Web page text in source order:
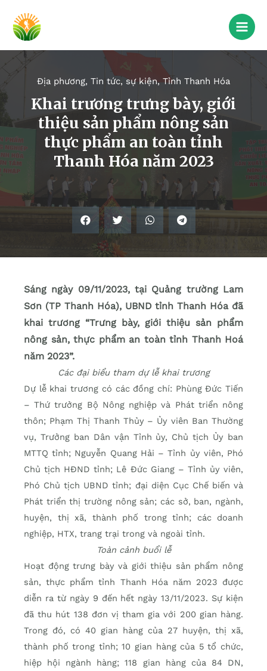
Địa phương, Tin tức, sự kiện, Tỉnh Thanh Hóa
Khai trương trưng bày, giới
thiệu sản phẩm nông sản
thực phẩm an toàn tỉnh
Thanh Hóa năm 2023
Sáng ngày 09/11/2023, tại Quảng trường Lam
Sơn (TP Thanh Hóa), UBND tỉnh Thanh Hóa đã
khai trương “Trưng bày, giới thiệu sản phẩm
nông sản, thực phẩm an toàn tỉnh Thanh Hoá
năm 2023”.
Các đại biểu tham dự lễ khai trương
Dự lễ khai trương có các đồng chí: Phùng Đức Tiến
– Thứ trưởng Bộ Nông nghiệp và Phát triển nông
thôn; Phạm Thị Thanh Thủy – Ủy viên Ban Thường
vụ, Trưởng ban Dân vận Tỉnh ủy, Chủ tịch Ủy ban
MTTQ tỉnh; Nguyễn Quang Hải – Tỉnh ủy viên, Phó
Chủ tịch HĐND tỉnh; Lê Đức Giang – Tỉnh ủy viên,
Phó Chủ tịch UBND tỉnh; đại diện Cục Chế biến và
Phát triển thị trường nông sản; các sở, ban, ngành,
huyện, thị xã, thành phố trong tỉnh; các doanh
nghiệp, HTX, trang trại trong và ngoài tỉnh.
Toàn cảnh buổi lễ
Hoạt động trưng bày và giới thiệu sản phẩm nông
sản, thực phẩm tỉnh Thanh Hóa năm 2023 được
diễn ra từ ngày 9 đến hết ngày 13/11/2023. Sự kiện
đã thu hút 138 đơn vị tham gia với 200 gian hàng.
Trong đó, có 40 gian hàng của 27 huyện, thị xã,
thành phố trong tỉnh; 10 gian hàng của 5 tổ chức,
hiệp hội ngành hàng; 118 gian hàng của 84 DN,